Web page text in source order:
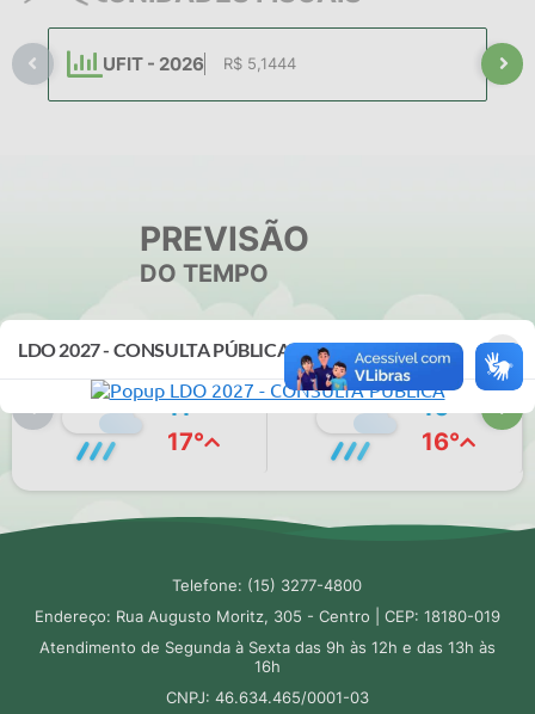
UFIT - 2026 R$ 5,1444
PREVISÃO
DO TEMPO
SEG - 10/08
11°
17°
TER - 11/08
10°
16°
×
LDO 2027 - CONSULTA PÚBLICA
Telefone: (15) 3277-4800
Endereço: Rua Augusto Moritz, 305 - Centro | CEP: 18180-019
Atendimento de Segunda à Sexta das 9h às 12h e das 13h às
16h
CNPJ: 46.634.465/0001-03